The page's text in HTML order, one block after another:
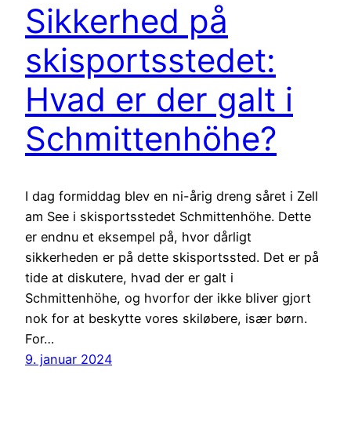
Sikkerhed på
skisportsstedet:
Hvad er der galt i
Schmittenhöhe?
I dag formiddag blev en ni-årig dreng såret i Zell
am See i skisportsstedet Schmittenhöhe. Dette
er endnu et eksempel på, hvor dårligt
sikkerheden er på dette skisportssted. Det er på
tide at diskutere, hvad der er galt i
Schmittenhöhe, og hvorfor der ikke bliver gjort
nok for at beskytte vores skiløbere, især børn.
For…
9. januar 2024